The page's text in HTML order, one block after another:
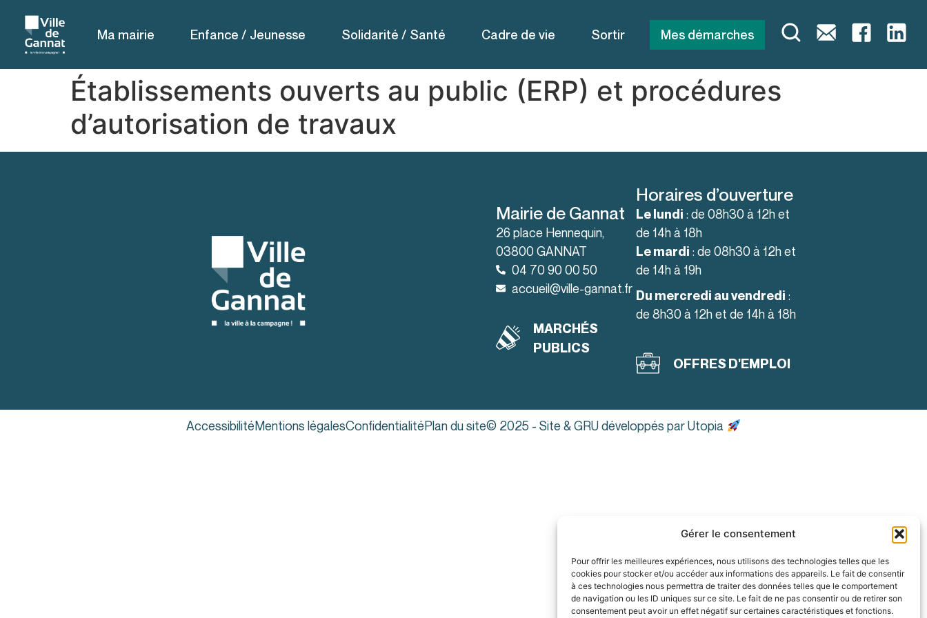
Gérer le consentement
Pour offrir les meilleures expériences, nous utilisons des technologies telles que les
cookies pour stocker et/ou accéder aux informations des appareils. Le fait de consentir
à ces technologies nous permettra de traiter des données telles que le comportement
de navigation ou les ID uniques sur ce site. Le fait de ne pas consentir ou de retirer son
consentement peut avoir un effet négatif sur certaines caractéristiques et fonctions.
principal
Ma mairie Enfance / Jeunesse Solidarité / Santé Cadre de vie Sortir Mes démarches
Établissements ouverts au public (ERP) et procédures
d’autorisation de travaux
Mairie de Gannat
26 place Hennequin,
03800 GANNAT
04 70 90 00 50
accueil@ville-gannat.fr
MARCHÉS
PUBLICS
Horaires d’ouverture
Le lundi : de 08h30 à 12h et
de 14h à 18h
Le mardi : de 08h30 à 12h et
de 14h à 19h
Du mercredi au vendredi :
de 8h30 à 12h et de 14h à 18h
OFFRES D'EMPLOI
AccessibilitéMentions légalesConfidentialitéPlan du site© 2025 - Site & GRU développés par Utopia